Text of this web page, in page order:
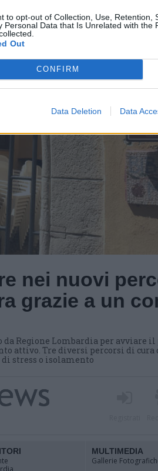
to opt-out of Collection, Use, Retention,
Personal Data that Is Unrelated with the
Out
CONFIRM
Data Deletion Data
nei nuovi
grazie a un
Regione Lombardia per avviare
attivo. Tre diversi percorsi di cura
stress o isolamento
MULTIMEDIA
Gallerie